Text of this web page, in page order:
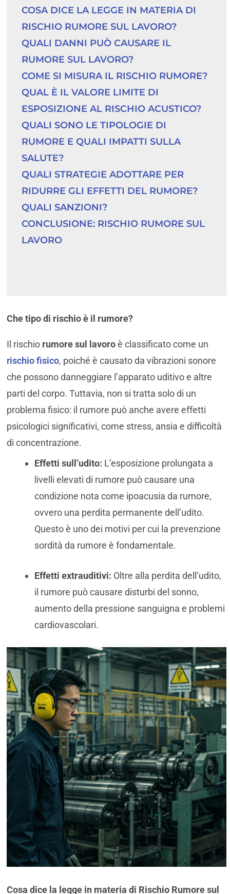
COSA DICE LA LEGGE IN MATERIA DI
RISCHIO RUMORE SUL LAVORO?
QUALI DANNI PUÒ CAUSARE IL
RUMORE SUL LAVORO?
COME SI MISURA IL RISCHIO RUMORE?
QUAL È IL VALORE LIMITE DI
ESPOSIZIONE AL RISCHIO ACUSTICO?
QUALI SONO LE TIPOLOGIE DI
RUMORE E QUALI IMPATTI SULLA
SALUTE?
QUALI STRATEGIE ADOTTARE PER
RIDURRE GLI EFFETTI DEL RUMORE?
QUALI SANZIONI?
CONCLUSIONE: RISCHIO RUMORE SUL
LAVORO
Che tipo di rischio è il rumore?
Il rischio rumore sul lavoroè classificato come un
rischio fisico, poiché è causato da vibrazioni sonore
che possono danneggiare l’apparato uditivo e altre
parti del corpo. Tuttavia, non si tratta solo di un
problema fisico: il rumore può anche avere effetti
psicologici significativi, come stress, ansia e difficoltà
di concentrazione.
Effetti sull’udito: L’esposizione prolungata a
livelli elevati di rumore può causare una
condizione nota come ipoacusia da rumore,
ovvero una perdita permanente dell’udito.
Questo è uno dei motivi per cui la prevenzione
sordità da rumore è fondamentale.
Effetti extrauditivi: Oltre alla perdita dell’udito,
il rumore può causare disturbi del sonno,
aumento della pressione sanguigna e problemi
cardiovascolari.
Cosa dice la legge in materia di Rischio Rumore sul